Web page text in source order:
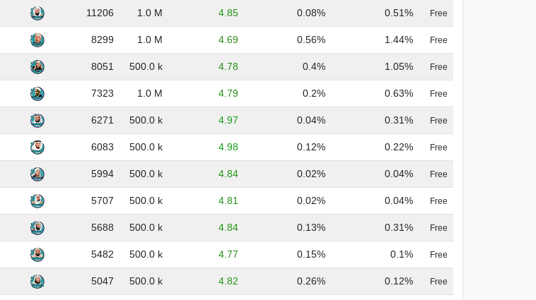
11206 1.0 M 4.85 0.08% 0.51% Free
8299 1.0 M 4.69 0.56% 1.44% Free
8051 500.0 k 4.78 0.4% 1.05% Free
7323 1.0 M 4.79 0.2% 0.63% Free
6271 500.0 k 4.97 0.04% 0.31% Free
6083 500.0 k 4.98 0.12% 0.22% Free
5994 500.0 k 4.84 0.02% 0.04% Free
5707 500.0 k 4.81 0.02% 0.04% Free
5688 500.0 k 4.84 0.13% 0.31% Free
5482 500.0 k 4.77 0.15% 0.1% Free
5047 500.0 k 4.82 0.26% 0.12% Free